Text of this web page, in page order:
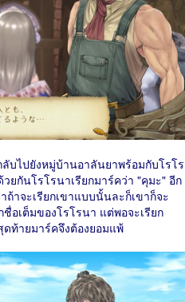
บไปยังหมู่บ้านอาลันยาพร้อมกับโรโร
ยกันโรโรนาเรียกมาร์คว่า "คุมะ" อีก
ถ้าจะเรียกเขาแบบนั้นละก็เขาก็จะ
ชื่อเต็มของโรโรนา แต่พอจะเรียก
ท้ายมาร์คจึงต้องยอมแพ้